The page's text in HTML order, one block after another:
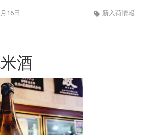
16日 新入荷情報
酒